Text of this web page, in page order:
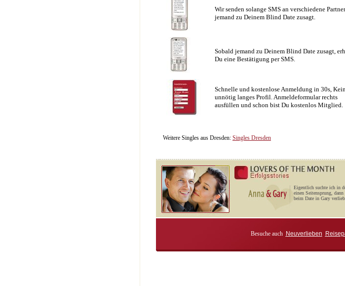
Wir senden solange SMS an verschiedene
jemand zu Deinem Blind Date zusagt.
Sobald jemand zu Deinem Blind Date zusagt,
Du eine Bestätigung per SMS.
Schnelle und kostenlose Anmeldung in 30s, Kein
unnötig langes Profil. Anmeldeformular rechts
ausfüllen und schon bist Du kostenlos Mitglied.
Weitere Singles aus Dresden: Singles Dresden
Eigentlich suchte ich in
einen Seitensprung,
beim Date in Gary
Besuche auch Neuverlieben